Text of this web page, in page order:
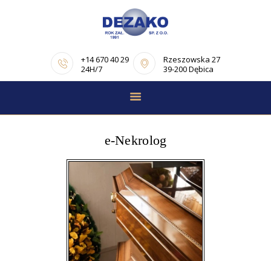
+14 670 40 29
24H/7
Rzeszowska 27
39-200 Dębica
STRONA GŁÓWNA
OFERTA
PORADNIK
POGRZEBOWY
OPINIE
KONTAKT
e-Nekrolog